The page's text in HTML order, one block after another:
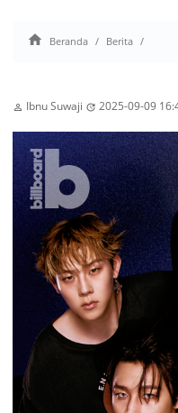
 Beranda Berita
 Ibnu Suwaji  2025-09-09